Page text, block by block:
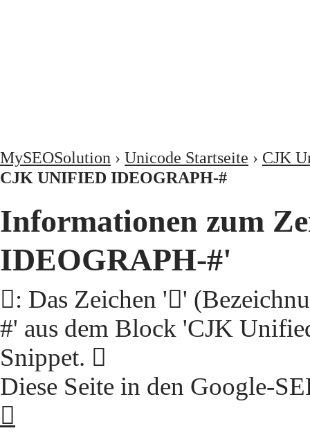
MySEOSolution › Unicode Startseite › CJK
CJK UNIFIED IDEOGRAPH-#
Informationen zum
IDEOGRAPH-#'
𩣗: Das Zeichen '𩣗'
#' aus dem Block 'CJK
Snippet. 𩣗
Diese Seite in den Google-
𩣗